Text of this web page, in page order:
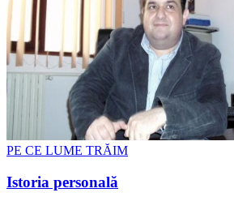
PE CE LUME TRĂIM
Istoria personală